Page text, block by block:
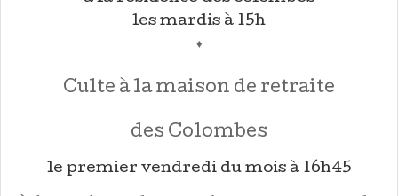
les mardis à 15h
♦
Culte à la maison de retraite
des Colombes
le premier vendredi du mois à 16h45